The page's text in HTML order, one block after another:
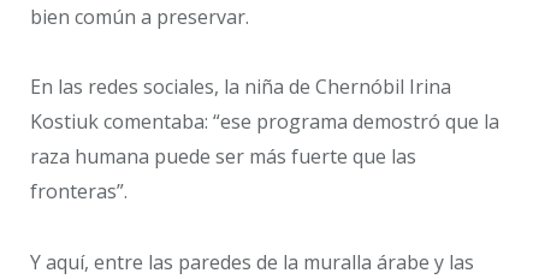
bien común a preservar.
En las redes sociales, la niña de Chernóbil Irina
Kostiuk comentaba: “ese programa demostró que la
raza humana puede ser más fuerte que las
fronteras”.
Y aquí, entre las paredes de la muralla árabe y las